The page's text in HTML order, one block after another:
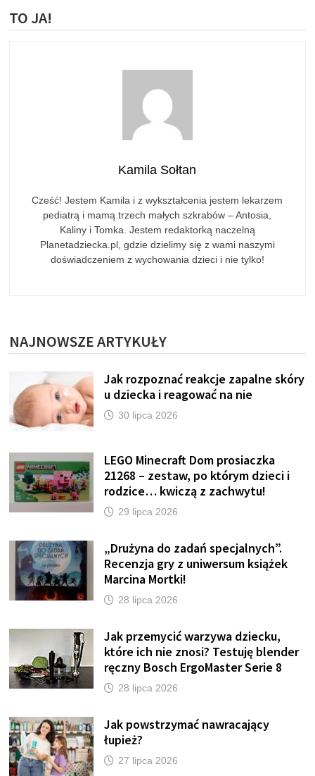
TO JA!
Kamila Sołtan
Cześć! Jestem Kamila i z wykształcenia jestem lekarzem
pediatrą i mamą trzech małych szkrabów – Antosia,
Kaliny i Tomka. Jestem redaktorką naczelną
Planetadziecka.pl, gdzie dzielimy się z wami naszymi
doświadczeniem z wychowania dzieci i nie tylko!
NAJNOWSZE ARTYKUŁY
Jak rozpoznać reakcje zapalne skóry
u dziecka i reagować na nie
30 lipca 2026
LEGO Minecraft Dom prosiaczka
21268 – zestaw, po którym dzieci i
rodzice… kwiczą z zachwytu!
29 lipca 2026
„Drużyna do zadań specjalnych”.
Recenzja gry z uniwersum książek
Marcina Mortki!
28 lipca 2026
Jak przemycić warzywa dziecku,
które ich nie znosi? Testuję blender
ręczny Bosch ErgoMaster Serie 8
28 lipca 2026
Jak powstrzymać nawracający
łupież?
27 lipca 2026